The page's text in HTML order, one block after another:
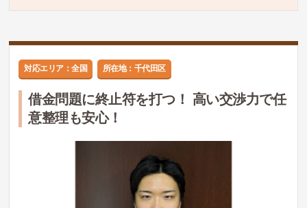
対応エリア：全国 所在地：千代田区
借金問題に終止符を打つ！ 高い交渉力で任
意整理も安心！